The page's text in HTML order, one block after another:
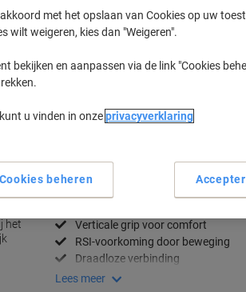
het
Verzonden door externe leverancier
Aantal
In
Aan een lijst toevoegen
Belangrijkste specificaties
Verticale grip voor comfort
RSI-voorkoming door beweging
Draadloze verbinding
Lees meer
met het opslaan van Cookies op uw
wilt weigeren, kies dan "Weigeren".
bekijken en aanpassen via de link "Cookies
u vinden in onzeprivacyverklaring
Cookies beheren